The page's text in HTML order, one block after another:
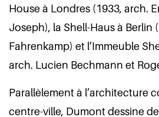
House à Londres (1933, arch.
Joseph), la Shell-Haus à Berlin
Fahrenkamp) et l’Immeuble
arch. Lucien Bechmann et
Parallèlement à l’architecture
centre-ville, Dumont dessine